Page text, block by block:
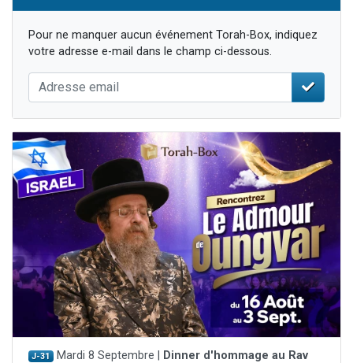
Pour ne manquer aucun événement Torah-Box, indiquez
votre adresse e-mail dans le champ ci-dessous.
J-31 Mardi 8 Septembre |
Dinner d'hommage au Rav